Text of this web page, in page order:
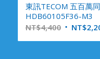
東訊TECOM 五百萬
HDB60105F36-M3
NT$4,400 NT$